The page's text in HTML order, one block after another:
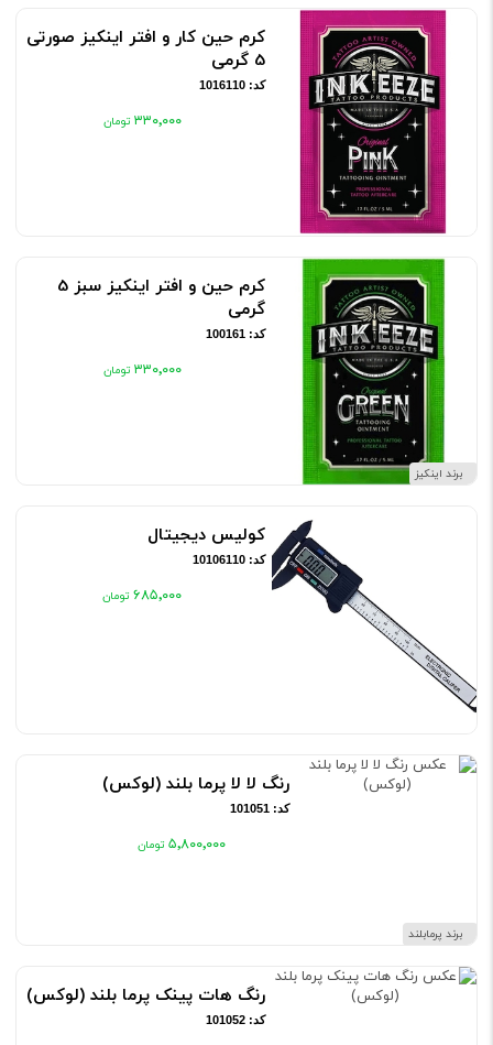
کرم حین کار و افتر اینکیز صورتی
5 گرمی
کد: 1016110
۳۳۰٬۰۰۰
برند اینکیز
کرم حین و افتر اینکیز سبز 5
گرمی
کد: 100161
۳۳۰٬۰۰۰
کولیس دیجیتال
کد: 10106110
۶۸۵٬۰۰۰
برند پرمابلند
رنگ لا لا پرما بلند (لوکس)
کد: 101051
۵٬۸۰۰٬۰۰۰
رنگ هات پینک پرما بلند (لوکس)
کد: 101052